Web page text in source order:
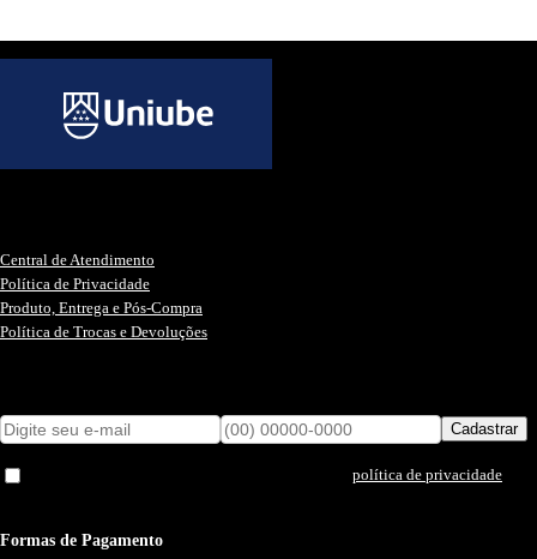
Central de Atendimento
Política de Privacidade
Produto, Entrega e Pós-Compra
Política de Trocas e Devoluções
Cadastrar
política de privacidade
Formas de Pagamento